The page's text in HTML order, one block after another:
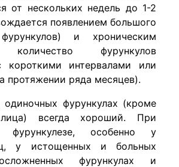
от нескольких недель до 1-2
появлением большого
и хроническим
количество фурункулов
короткими интервалами или
протяжении ряда месяцев).
фурункулах (кроме
лица) всегда хороший. При
фурункулезе, особенно у
у истощенных и больных
фурункулах и